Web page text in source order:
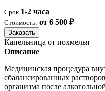
Срок 1-2 часа
Стоимость: от 6 500 ₽
Заказать
Капельница от похмелья
Описание
Медицинская процедура
сбалансированных
организма после